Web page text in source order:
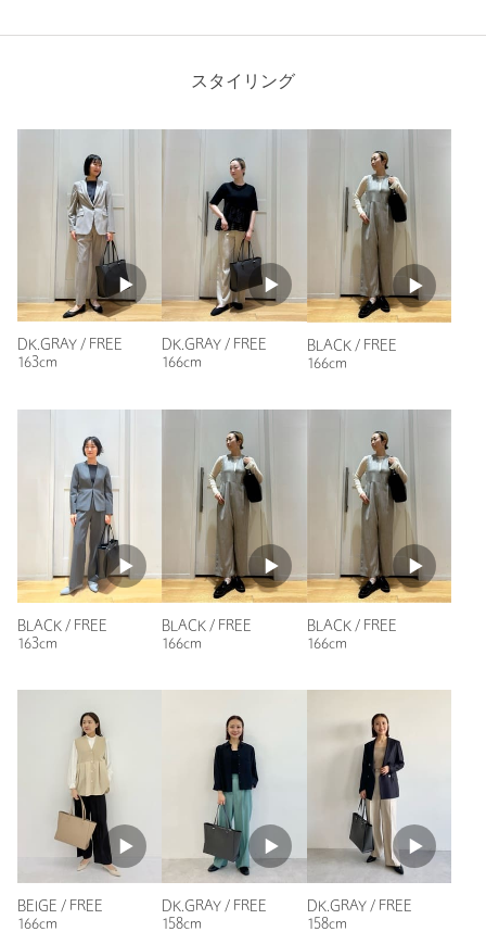
スデスクまで下記の品名/品番をお申し付け下さい。
商品詳細
注文キャンセル 対象商品
対象商品 返品等について
裾上げ 対象外商品 裾上げについて
タイプ WOMEN
サイズ FREE
洗濯表示 洗濯表示について
商品番号 3532-1-991289
投稿日： 2025年4月10日
購入カラー：DK.GRAY
まず色が気に入っています。
あと軽いです。
パソコンと付属品が真ん中に入ります。
雨の日も心配なく使えるのが安心です。
鍵のホルダーは少し短いです。
持ち手は、もう少し太い方が良いかと思いました。
年代：50代後半
155cm
68人が参考になったと回答
参考になった
投稿日： 2025年2月26日
購入カラー：MD.BROWN
仕事用に購入しました。A4サイズも問題なく入り、収納も工
夫されていて使いやすいと思います。ブラックと悩みました
が、ブラウンの色が想像以上に素敵で、金具もゴールドが可愛
くて気に入っています。
女性
年代：40代前半
身長：
スタイリング
DK.GRAY / FREE
163cm
DK.GRAY / FREE
166cm
BLACK / FREE
166cm
BLACK / FREE
163cm
BLACK / FREE
166cm
BLACK / FREE
166cm
BEIGE / FREE
166cm
DK.GRAY / FREE
158cm
DK.GRAY / FREE
158cm